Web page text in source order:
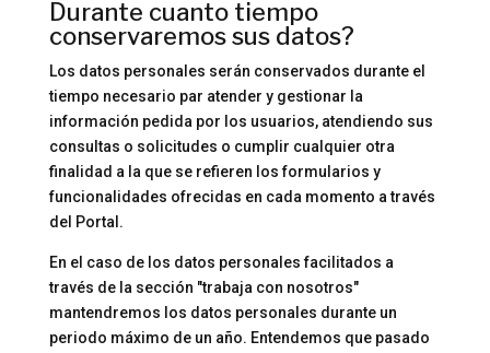
Durante cuanto tiempo
conservaremos sus datos?
Los datos personales serán conservados durante el
tiempo necesario par atender y gestionar la
información pedida por los usuarios, atendiendo sus
consultas o solicitudes o cumplir cualquier otra
finalidad a la que se refieren los formularios y
funcionalidades ofrecidas en cada momento a través
del Portal.
En el caso de los datos personales facilitados a
través de la sección "trabaja con nosotros"
mantendremos los datos personales durante un
periodo máximo de un año. Entendemos que pasado